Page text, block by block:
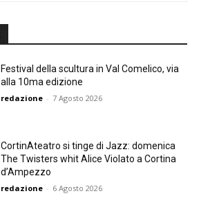
Festival della scultura in Val Comelico, via
alla 10ma edizione
redazione - 7 Agosto 2026
CortinAteatro si tinge di Jazz: domenica
The Twisters whit Alice Violato a Cortina
d’Ampezzo
redazione - 6 Agosto 2026